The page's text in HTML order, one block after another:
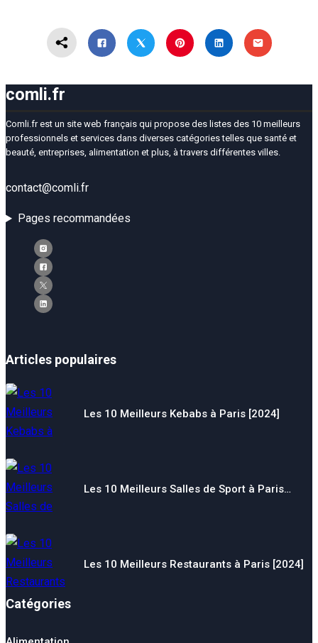
comli.fr
Comli.fr est un site web français qui propose des listes des 10 meilleurs
professionnels et services dans diverses catégories telles que santé et
beauté, entreprises, alimentation et plus, à travers différentes villes.
contact@comli.fr
Pages recommandées
Articles populaires
Les 10 Meilleurs Kebabs à Paris [2024]
Les 10 Meilleurs Salles de Sport à Paris…
Les 10 Meilleurs Restaurants à Paris [2024]
Catégories